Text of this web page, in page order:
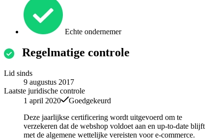
Echte ondernemer
Regelmatige controle
Lid sinds
9 augustus 2017
Laatste juridische controle
1 april 2020
Goedgekeurd
Deze jaarlijkse certificering wordt uitgevoerd om te
verzekeren dat de webshop voldoet aan en up-to-date blijft
met de algemene wettelijke vereisten voor e-commerce.